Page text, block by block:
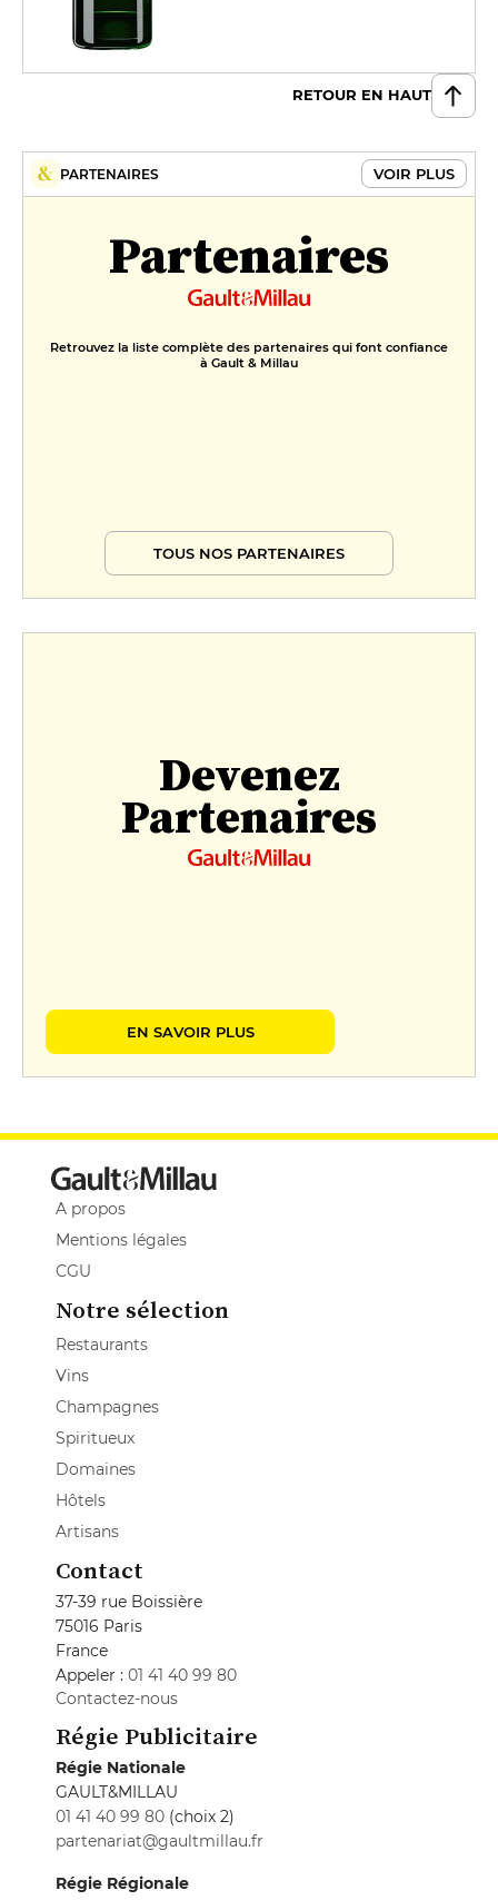
RETOUR EN HAUT
PARTENAIRES VOIR PLUS
Partenaires
Retrouvez la liste complète des partenaires qui font confiance
à Gault & Millau
TOUS NOS PARTENAIRES
Devenez
Partenaires
EN SAVOIR PLUS
A propos
Mentions légales
CGU
Notre sélection
Restaurants
Vins
Champagnes
Spiritueux
Domaines
Hôtels
Artisans
Contact
37-39 rue Boissière
75016 Paris
France
Appeler : 01 41 40 99 80
Contactez-nous
Régie Publicitaire
Régie Nationale
GAULT&MILLAU
01 41 40 99 80 (choix 2)
partenariat@gaultmillau.fr
Régie Régionale